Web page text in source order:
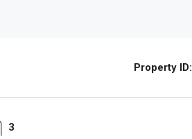
Property ID:
3